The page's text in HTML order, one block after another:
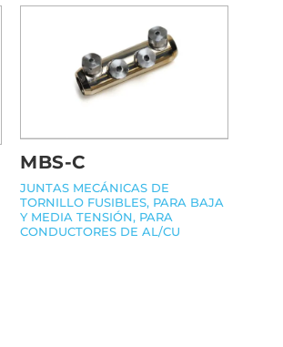
MBS-C
JUNTAS MECÁNICAS DE
TORNILLO FUSIBLES, PARA BAJA
Y MEDIA TENSIÓN, PARA
CONDUCTORES DE AL/CU